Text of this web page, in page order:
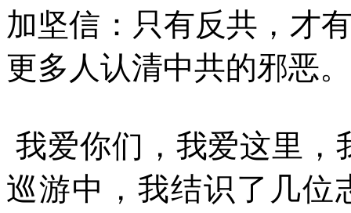
加坚信：只有反共，才
更多人认清中共的邪恶。
我爱你们，我爱这里，
巡游中，我结识了几位